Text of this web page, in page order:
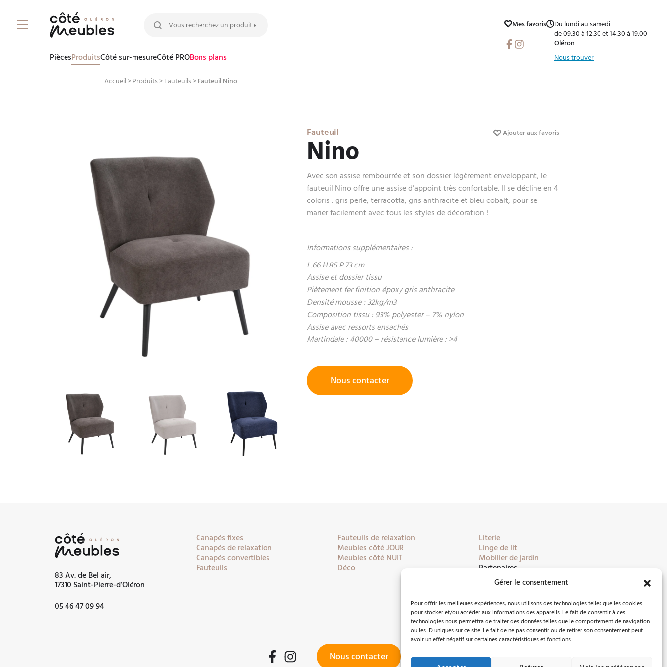
Gérer le consentement
Pour offrir les meilleures expériences, nous utilisons des technologies telles que les cookies
pour stocker et/ou accéder aux informations des appareils. Le fait de consentir à ces
technologies nous permettra de traiter des données telles que le comportement de navigation
ou les ID uniques sur ce site. Le fait de ne pas consentir ou de retirer son consentement peut
avoir un effet négatif sur certaines caractéristiques et fonctions.
Rechercher :
PiècesProduitsCôté sur-mesureCôté PROBons plans
Mes favoris
Facebook
Instagram
Du lundi au samedi
de 09:30 à 12:30 et 14:30 à 19:00
Oléron
Nous trouver
Accueil > Produits> Fauteuils> Fauteuil Nino
Fauteuil
Nino
Ajouter aux favoris
Avec son assise rembourrée et son dossier légèrement enveloppant, le
fauteuil Nino offre une assise d’appoint très confortable. Il se décline en 4
coloris : gris perle, terracotta, gris anthracite et bleu cobalt, pour se
marier facilement avec tous les styles de décoration !
Informations supplémentaires :
L.66 H.85 P.73 cm
Assise et dossier tissu
Piètement fer finition époxy gris anthracite
Densité mousse : 32kg/m3
Composition tissu : 93% polyester – 7% nylon
Assise avec ressorts ensachés
Martindale : 40000 – résistance lumière : >4
Nous contacter
83 Av. de Bel air,
17310 Saint-Pierre-d’Oléron
05 46 47 09 94
Canapés fixes
Canapés de relaxation
Canapés convertibles
Fauteuils
Fauteuils de relaxation
Meubles côté JOUR
Meubles côté NUIT
Déco
Literie
Linge de lit
Mobilier de jardin
Partenaires
FacebookInstagram Nous contacter